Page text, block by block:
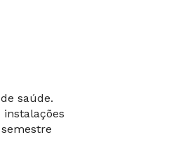
saúde.